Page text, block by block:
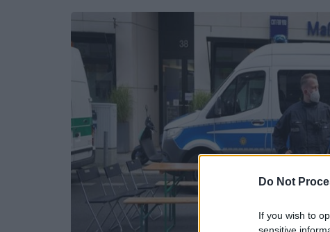
Do Not
If you wish to